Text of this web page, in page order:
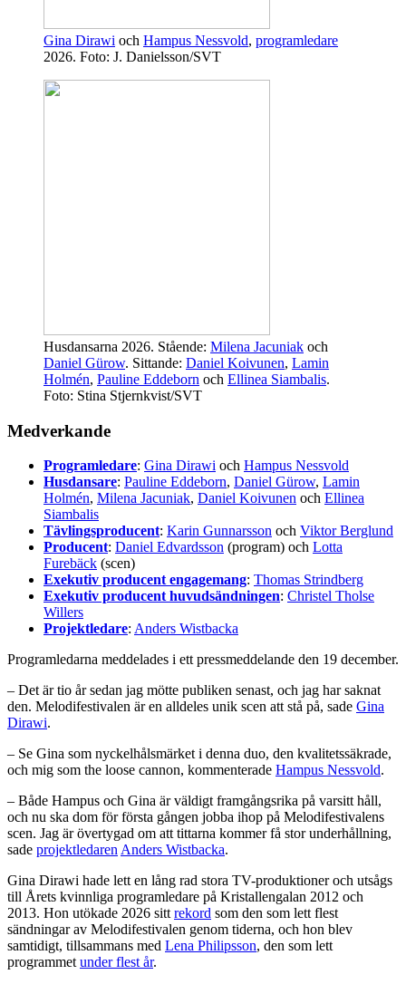
Gina Dirawi och Hampus Nessvold, programledare
2026. Foto: J. Danielsson/SVT
Husdansarna 2026. Stående: Milena Jacuniak och
Daniel Gürow. Sittande: Daniel Koivunen, Lamin
Holmén, Pauline Eddeborn och Ellinea Siambalis.
Foto: Stina Stjernkvist/SVT
Medverkande
Programledare: Gina Dirawi och Hampus Nessvold
Husdansare: Pauline Eddeborn, Daniel Gürow, Lamin
Holmén, Milena Jacuniak, Daniel Koivunen och Ellinea
Siambalis
Tävlingsproducent: Karin Gunnarsson och Viktor Berglund
Producent: Daniel Edvardsson (program) och Lotta
Furebäck (scen)
Exekutiv producent engagemang: Thomas Strindberg
Exekutiv producent huvudsändningen: Christel Tholse
Willers
Projektledare: Anders Wistbacka
Programledarna meddelades i ett pressmeddelande den 19 december.
– Det är tio år sedan jag mötte publiken senast, och jag har saknat
den. Melodifestivalen är en alldeles unik scen att stå på, sade Gina
Dirawi.
– Se Gina som nyckelhålsmärket i denna duo, den kvalitetssäkrade,
och mig som the loose cannon, kommenterade Hampus Nessvold.
– Både Hampus och Gina är väldigt framgångsrika på varsitt håll,
och nu ska dom för första gången jobba ihop på Melodifestivalens
scen. Jag är övertygad om att tittarna kommer få stor underhållning,
sade projektledaren Anders Wistbacka.
Gina Dirawi hade lett en lång rad stora TV-produktioner och utsågs
till Årets kvinnliga programledare på Kristallengalan 2012 och
2013. Hon utökade 2026 sitt rekord som den som lett flest
sändningar av Melodifestivalen genom tiderna, och hon blev
samtidigt, tillsammans med Lena Philipsson, den som lett
programmet under flest år.